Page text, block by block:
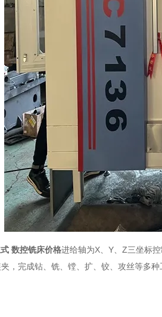
数控铣床价格进给轴为X、Y、Z三坐标
，完成钻、铣、镗、扩、铰、攻丝等多